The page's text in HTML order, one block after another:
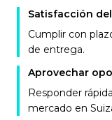
Satisfacción
Cumplir con
de entrega.
Aprovechar
Responder
mercado en